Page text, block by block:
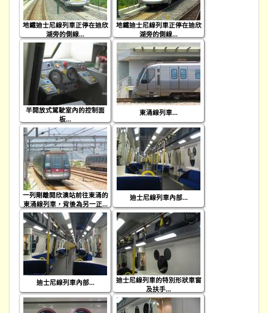
地鐵迪士尼線列車正停在迪欣
湖旁的側線...
地鐵迪士尼線列車正停在迪欣
湖旁的側線...
半開放式駕駛室內的控制面
板...
東涌線列車...
一列剛離開欣澳站前往東涌的
東涌線列車，背後為另一正...
迪士尼線列車內部...
迪士尼線列車內部...
迪士尼線列車的特別形狀車窗
及扶手...